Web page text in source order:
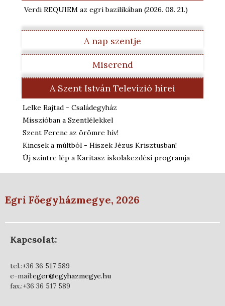
Verdi REQUIEM az egri bazilikában (2026. 08. 21.)
A nap szentje
Miserend
A Szent István Televízió hírei
Lelke Rajtad - Családegyház
Misszióban a Szentlélekkel
Szent Ferenc az örömre hív!
Kincsek a múltból - Hiszek Jézus Krisztusban!
Új szintre lép a Karitasz iskolakezdési programja
Egri Főegyházmegye, 2026
Kapcsolat:
tel.:+36 36 517 589
e-mail:eger@egyhazmegye.hu
fax.:+36 36 517 589